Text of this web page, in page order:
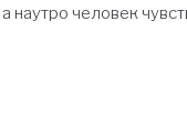
наутро человек